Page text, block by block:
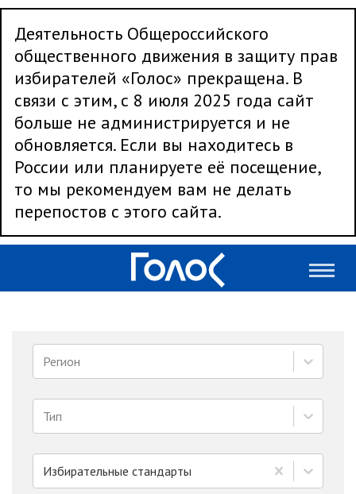
Деятельность Общероссийского
общественного движения в защиту прав
избирателей «Голос» прекращена. В
связи с этим, с 8 июля 2025 года сайт
больше не администрируется и не
обновляется. Если вы находитесь в
России или планируете её посещение,
то мы рекомендуем вам не делать
перепостов с этого сайта.
Регион
Тип
Избирательные стандарты